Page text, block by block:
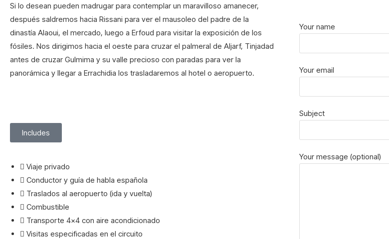
Si lo desean pueden madrugar para contemplar un maravilloso amanecer,
después saldremos hacia Rissani para ver el mausoleo del padre de la
dinastía Alaoui, el mercado, luego a Erfoud para visitar la exposición de los
fósiles. Nos dirigimos hacia el oeste para cruzar el palmeral de Aljarf, Tinjadad
antes de cruzar Gulmima y su valle precioso con paradas para ver la
panorámica y llegar a Errachidia los trasladaremos al hotel o aeropuerto.
Includes
Viaje privado
Conductor y guía de habla española
Traslados al aeropuerto (ida y vuelta)
Combustible
Transporte 4×4 con aire acondicionado
Visitas especificadas en el circuito
Your name
Your email
Subject
Your message (optional)